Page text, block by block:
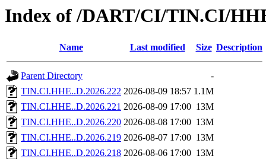
Index of /DART/CI/TIN.CI/
Name Last modified Size Description
Parent Directory
-
TIN.CI.HHE..D.2026.222 2026-08-09 18:57 1.1M
TIN.CI.HHE..D.2026.221 2026-08-09 17:00 13M
TIN.CI.HHE..D.2026.220 2026-08-08 17:00 13M
TIN.CI.HHE..D.2026.219 2026-08-07 17:00 13M
TIN.CI.HHE..D.2026.218 2026-08-06 17:00 13M